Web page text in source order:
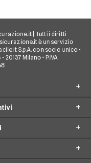
| Tutti i diritti
è un servizio
S.p.A. con socio unico •
20137 Milano • P.IVA